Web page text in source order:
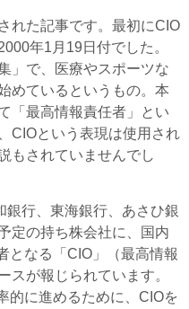
れた記事です。最初にCIO
年1月19日付でした。
」で、医療やスポーツな
めているというもの。本
「最高情報責任者」とい
CIOという表現は使用され
もされていませんでし
行、東海銀行、あさひ銀
定の持ち株会社に、国内
となる「CIO」（最高情報
スが報じられています。
的に進めるために、CIOを